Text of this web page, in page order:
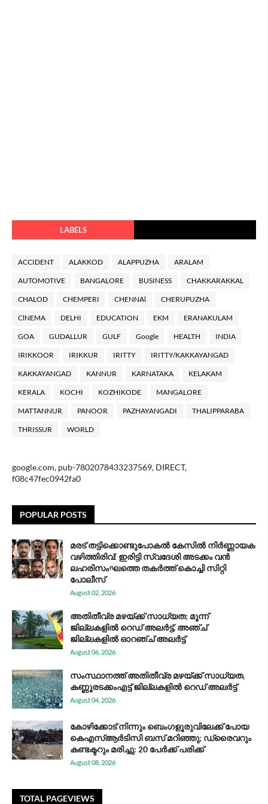
LABELS
ACCIDENT ALAKKOD ALAPPUZHA ARALAM
AUTOMOTIVE BANGALORE BUSINESS CHAKKARAKKAL
CHALOD CHEMPERI CHENNAl CHERUPUZHA
ClNEMA DELHI EDUCATION EKM ERANAKULAM
GOA GUDALLUR GULF Google HEALTH INDIA
IRIKKOOR IRIKKUR IRITTY IRITTY/KAKKAYANGAD
KAKKAYANGAD KANNUR KARNATAKA KELAKAM
KERALA KOCHI KOZHIKODE MANGALORE
MATTANNUR PANOOR PAZHAYANGADI THALIPPARABA
THRISSUR WORLD
google.com, pub-7802078433237569, DIRECT,
f08c47fec0942fa0
POPULAR POSTS
മരട് തട്ടിക്കൊണ്ടുപോകൽ കേസിൽ നിർണ്ണായക
വഴിത്തിരിവ്: ഇരിട്ടി സ്വദേശി അടക്കം വൻ
ലഹരിസംഘത്തെ തകർത്ത് കൊച്ചി സിറ്റി
പോലീസ്
August 02, 2026
അതിതീവ്ര മഴയ്ക്ക് സാധ്യത; മൂന്ന്
ജില്ലകളിൽ റെഡ് അലർട്ട്, അഞ്ച്
ജില്ലകളിൽ ഓറഞ്ച് അലർട്ട്
August 06, 2026
സം​സ്ഥാ​ന​ത്ത് അ​തി​തീ​വ്ര മ​ഴ​യ്ക്ക് സാ​ധ്യ​ത,
കണ്ണൂരടക്കംഎ​ട്ട് ജി​ല്ല​ക​ളി​ൽ റെ​ഡ് അ​ലർ​ട്ട്
August 04, 2026
കോഴിക്കോട് നിന്നും ബെംഗളൂരുവിലേക്ക് പോയ
കെഎസ്ആര്‍ടിസി ബസ് മറിഞ്ഞു; ഡ്രൈവറും
കണ്ടക്ടറും മരിച്ചു: 20 പേര്‍ക്ക് പരിക്ക്
August 08, 2026
TOTAL PAGEVIEWS